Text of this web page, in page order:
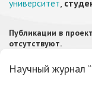
университет,
Публикации в
отсутствуют.
Научный журнал